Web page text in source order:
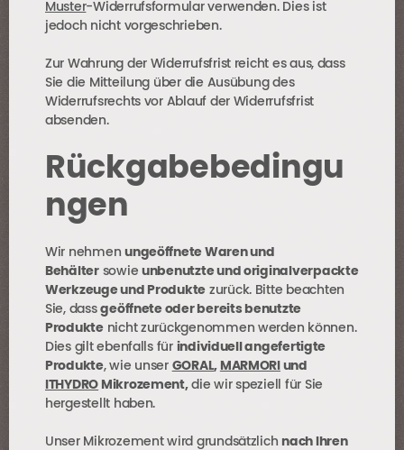
Muster-Widerrufsformular verwenden. Dies ist
jedoch nicht vorgeschrieben.
Zur Wahrung der Widerrufsfrist reicht es aus, dass
Sie die Mitteilung über die Ausübung des
Widerrufsrechts vor Ablauf der Widerrufsfrist
absenden.
Rückgabebedingu
ngen
Wir nehmenungeöffnete Waren und
Behältersowieunbenutzte und originalverpackte
Werkzeuge und Produkte zurück. Bitte beachten
Sie, dassgeöffnete oder bereits benutzte
Produktenicht zurückgenommen werden können.
Dies gilt ebenfalls für individuell angefertigte
Produkte, wie unser GORAL, MARMORI und
ITHYDRO Mikrozement,die wir speziell für Sie
hergestellt haben.
Unser Mikrozement wird grundsätzlich nach Ihren